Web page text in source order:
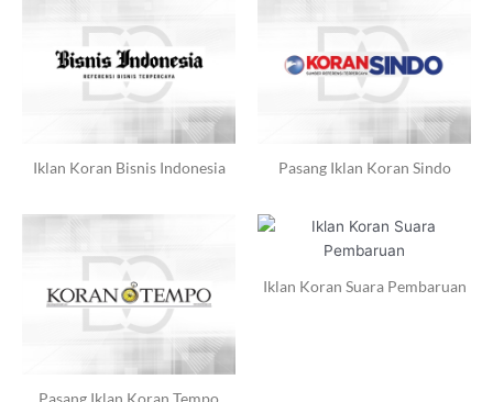
Iklan Koran Bisnis Indonesia Pasang Iklan Koran Sindo
Pasang Iklan Koran Tempo
Iklan Koran Suara Pembaruan